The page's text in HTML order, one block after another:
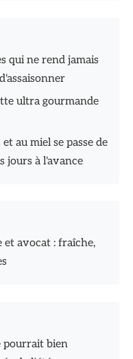
qui ne rend jamais
ultra gourmande
au miel se passe de
jours à l'avance
et avocat : fraîche,
pourrait bien